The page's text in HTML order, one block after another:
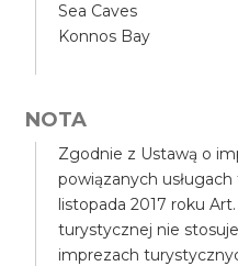
Sea Caves
Konnos Bay
NOTA
Zgodnie z Ustawą o
powiązanych
listopada 2017 roku
turystycznej nie
imprezach